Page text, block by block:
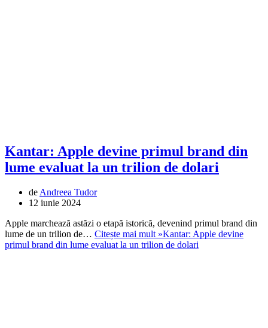
Kantar: Apple devine primul brand din
lume evaluat la un trilion de dolari
deAndreea Tudor
12 iunie 2024
Apple marchează astăzi o etapă istorică, devenind primul brand din
lume de un trilion de… Citește mai mult »Kantar: Apple devine
primul brand din lume evaluat la un trilion de dolari